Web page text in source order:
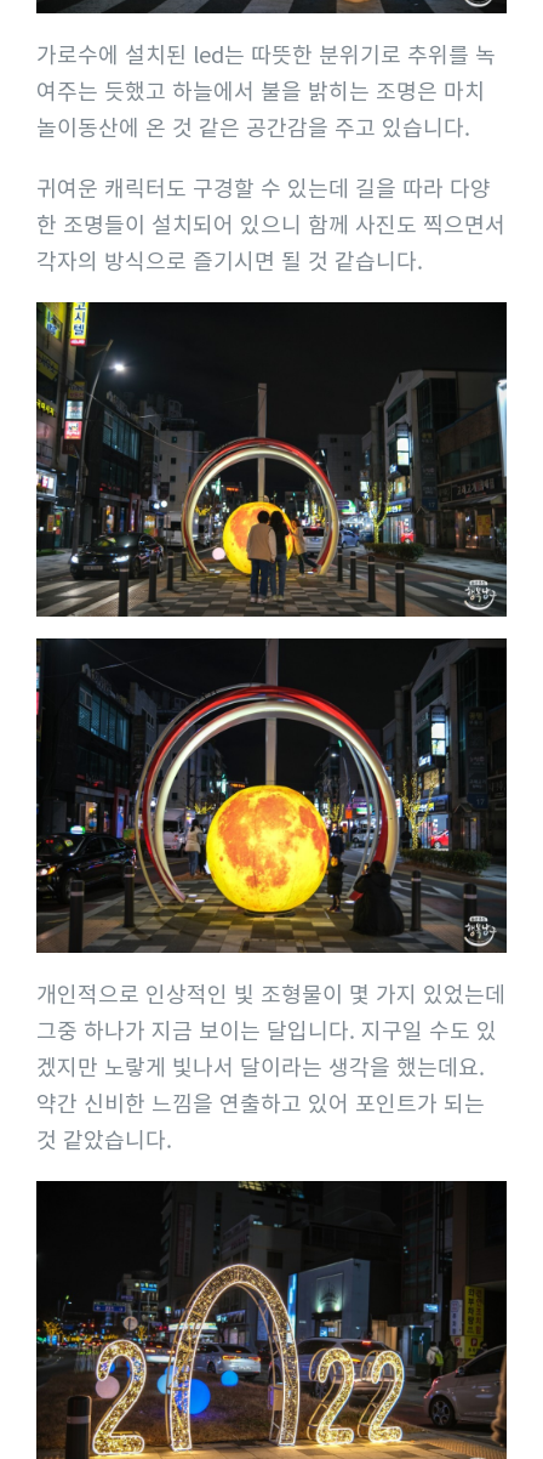
가로수에 설치된 led는 따뜻한 분위기로 추위를 녹
여주는 듯했고 하늘에서 불을 밝히는 조명은 마치
놀이동산에 온 것 같은 공간감을 주고 있습니다.
귀여운 캐릭터도 구경할 수 있는데 길을 따라 다양
한 조명들이 설치되어 있으니 함께 사진도 찍으면서
각자의 방식으로 즐기시면 될 것 같습니다.
개인적으로 인상적인 빛 조형물이 몇 가지 있었는데
그중 하나가 지금 보이는 달입니다. 지구일 수도 있
겠지만 노랗게 빛나서 달이라는 생각을 했는데요.
약간 신비한 느낌을 연출하고 있어 포인트가 되는
것 같았습니다.